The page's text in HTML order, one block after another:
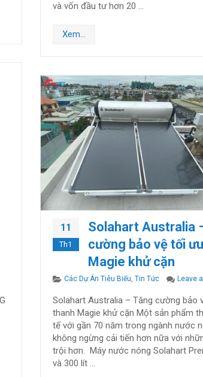
và vốn đầu tư hơn 20 …
Xem...
mặt trời của Úc – Solahart 180L
11
Th1
Solahart Australia
cường bảo vệ tối
Magie khử cặn
Categories
Các Dự Án Tiêu Biểu, Tin Tức Leave
Solahart Australia – Tăng cường bảo
thanh Magie khử cặn Một sản phẩm
tế với gần 70 năm trong ngành nước
không ngừng cải tiến hơn nữa với
trội hơn. Máy nước nóng Solahart
và 300 lít …